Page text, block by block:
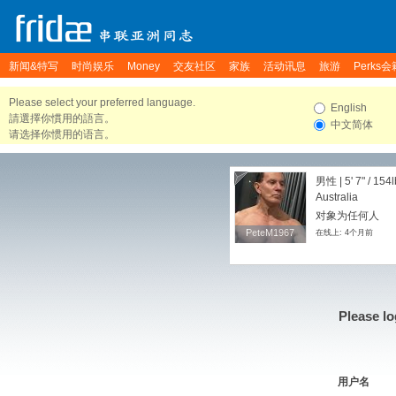
新闻&特写 时尚娱乐 Money 交友社区 家族 活动讯息 旅游 Perks会
Please select your preferred language.
請選擇你慣用的語言。
请选择你惯用的语言。
English
中文简体
PeteM1967
PeteM1967
男性 | 5' 7" /
Australia
对象为任何人
在线上: 4个月前
Please
用户名